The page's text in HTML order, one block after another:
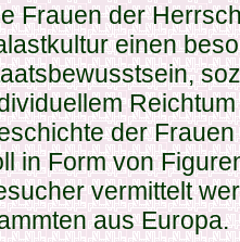
Frauen der
einen
der
in Form von
vermittelt
aus Europa.